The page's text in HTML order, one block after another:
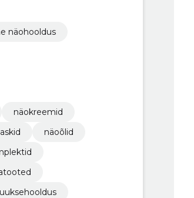
näohooldus
näokreemid
näoõlid